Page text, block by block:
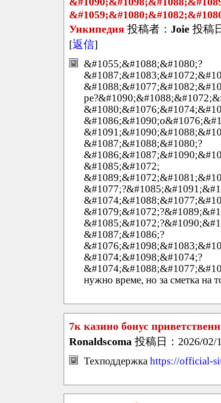
Уикипедия 投稿者： Joie 投稿
[返信]
&#1055;&#1088;&#1080;?
&#1087;&#1088;&#1080;?
&#1085;&#1072;
&#1087;&#1086;?
&#1074;&#1098;&#1074;?
нужно време, но за сметка на
7к казино бонус
Ronaldscoma 投稿日：2026/02/
Техподдержка https://official-